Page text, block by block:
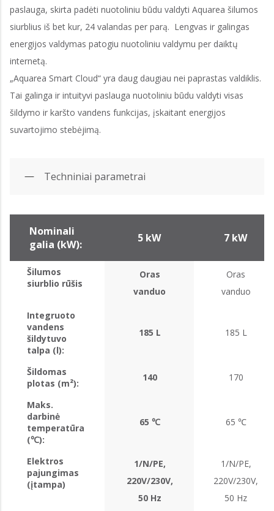
paslauga, skirta padėti nuotoliniu būdu valdyti Aquarea šilumos
siurblius iš bet kur, 24 valandas per parą. Lengvas ir galingas
energijos valdymas patogiu nuotoliniu valdymu per daiktų
internetą.
„Aquarea Smart Cloud“ yra daug daugiau nei paprastas valdiklis.
Tai galinga ir intuityvi paslauga nuotoliniu būdu valdyti visas
šildymo ir karšto vandens funkcijas, įskaitant energijos
suvartojimo stebėjimą.
Techniniai parametrai
Nominali
galia (kW):
5 kW 7 kW
Šilumos
siurblio rūšis
Oras
vanduo
Oras
vanduo
Integruoto
vandens
šildytuvo
talpa (l):
185 L 185 L
Šildomas
plotas (m²):
140 170
Maks.
darbinė
temperatūra
(℃):
65 ℃ 65 ℃
Elektros
pajungimas
(įtampa)
1/N/PE,
220V/230V,
50 Hz
1/N/PE,
220V/230V,
50 Hz